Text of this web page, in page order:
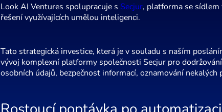
Look AI Ventures spolupracuje s Secjur, platforma se
řešení využívajících umělou inteligenci.
Tato strategická investice, která je v souladu s naším
vývoj komplexní platformy společnosti Secjur pro
osobních údajů, bezpečnost informací, oznamování